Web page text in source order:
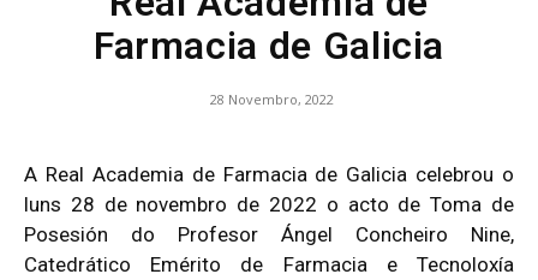
de
Farmacia de Galicia
28 Novembro, 2022
A Real Academia de Farmacia de Galicia celebrou o
luns 28 de novembro de 2022 o acto de Toma de
Posesión do Profesor Ángel Concheiro Nine,
Catedrático Emérito de Farmacia e Tecnoloxía